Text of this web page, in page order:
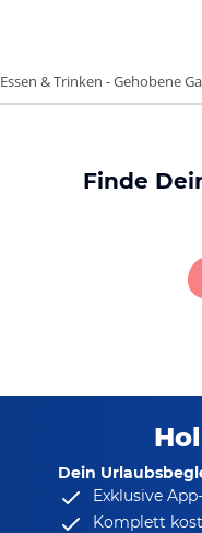
Essen & Trinken - Gehobene
Finde
Dein
Exklusive
Komplett